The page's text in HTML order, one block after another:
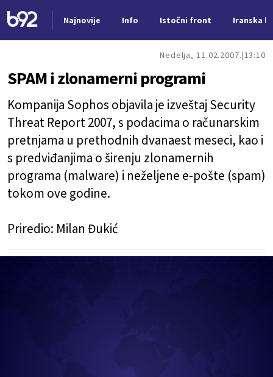
Najnovije Info Istočni front Iranska
Nedelja, 11.02.2007. 13:10
SPAM i zlonamerni programi
Kompanija Sophos objavila je izveštaj Security
Threat Report 2007, s podacima o računarskim
pretnjama u prethodnih dvanaest meseci, kao i
s predviđanjima o širenju zlonamernih
programa (malware) i neželjene e-pošte (spam)
tokom ove godine.
Priredio: Milan Đukić